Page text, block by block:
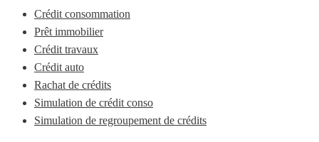
Crédit consommation
Prêt immobilier
Crédit travaux
Crédit auto
Rachat de crédits
Simulation de crédit conso
Simulation de regroupement de crédits